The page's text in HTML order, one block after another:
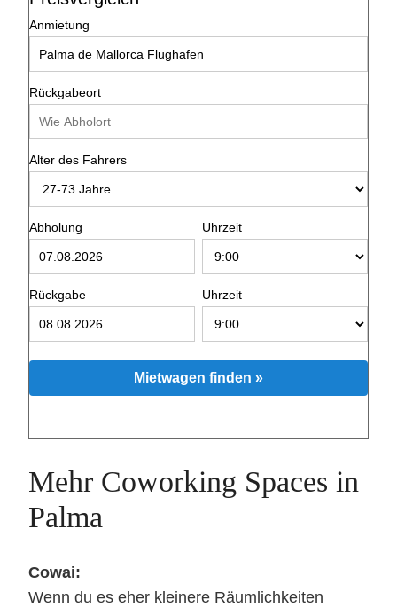
Anmietung
Rückgabeort
Alter des Fahrers
Abholung Uhrzeit
Rückgabe Uhrzeit
Mietwagen finden »
Mehr Coworking Spaces in
Palma
Cowai:
Wenn du es eher kleinere Räumlichkeiten